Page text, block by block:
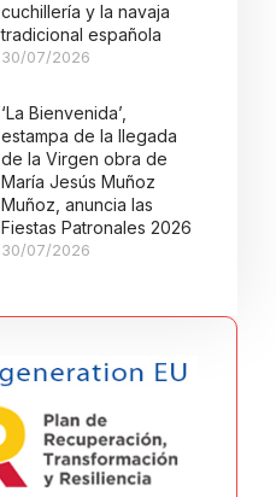
cuchillería y la navaja
tradicional española
30/07/2026
‘La Bienvenida’,
estampa de la llegada
de la Virgen obra de
María Jesús Muñoz
Muñoz, anuncia las
Fiestas Patronales 2026
30/07/2026